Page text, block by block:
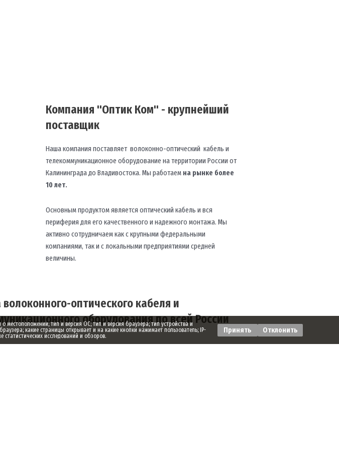
Компания "Оптик Ком" - крупнейший
поставщик
Наша компания поставляет волоконно-оптический кабель и
телекоммуникационное оборудование на территории России от
Калининграда до Владивостока. Мы работаем на рынке более
10 лет.
Основным продуктом является оптический кабель и вся
периферия для его качественного и надежного монтажа. Мы
активно сотрудничаем как с крупными федеральными
компаниями, так и с локальными предприятиями средней
величины.
волоконного-оптического кабеля и
оборудования по всей России
местоположении; тип и версия ОС; тип и версия браузера; тип устройства и
какие страницы открывает и на какие кнопки нажимает пользователь; IP-
исследований и обзоров.
Принять Отклонить